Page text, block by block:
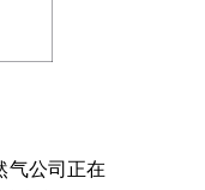
气公司正在